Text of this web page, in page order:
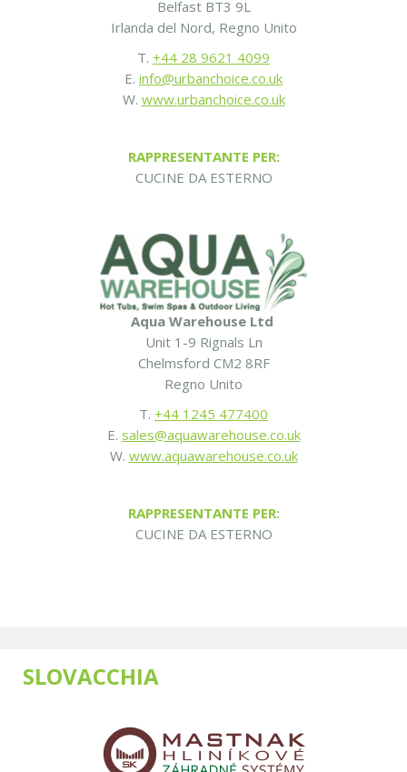
Belfast BT3 9L
Irlanda del Nord, Regno Unito
T. +44 28 9621 4099
E. info@urbanchoice.co.uk
W. www.urbanchoice.co.uk
RAPPRESENTANTE PER:
CUCINE DA ESTERNO
Aqua Warehouse Ltd
Unit 1-9 Rignals Ln
Chelmsford CM2 8RF
Regno Unito
T. +44 1245 477400
E. sales@aquawarehouse.co.uk
W. www.aquawarehouse.co.uk
RAPPRESENTANTE PER:
CUCINE DA ESTERNO
SLOVACCHIA